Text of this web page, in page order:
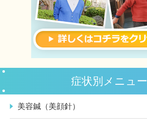
症状別メニュー
美容鍼（美顔針）